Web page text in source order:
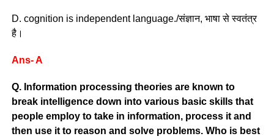
D. cognition is independent language./संज्ञान, भाषा से स्वतंत्र
है।
Ans- A
Q. Information processing theories are known to
break intelligence down into various basic skills that
people employ to take in information, process it and
then use it to reason and solve problems. Who is best